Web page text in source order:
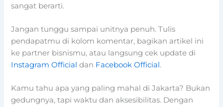
sangat berarti.
Jangan tunggu sampai unitnya penuh. Tulis
pendapatmu di kolom komentar, bagikan artikel ini
ke partner bisnismu, atau langsung cek update di
Instagram Official dan Facebook Official.
Kamu tahu apa yang paling mahal di Jakarta? Bukan
gedungnya, tapi waktu dan aksesibilitas. Dengan